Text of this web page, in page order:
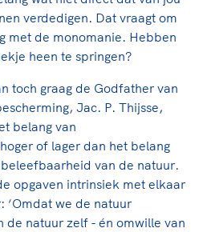
verdedigen. Dat vraagt om
met de monomanie. Hebben
heen te springen?
toch graag de Godfather van
Jac. P. Thijsse,
belang van
of lager dan het belang
van de natuur.
opgaven intrinsiek met elkaar
we de natuur
de natuur zelf - én omwille van